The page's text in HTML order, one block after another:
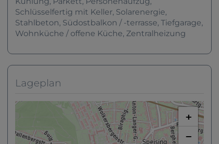
Schlüsselfertig mit Keller Solarenergie
Stahlbeton Südostbalkon / -terrasse Tiefgarage
Wohnküche / offene Küche Zentralheizung
Lageplan
+
−